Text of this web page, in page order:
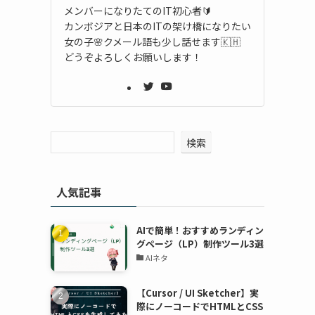
メンバーになりたてのIT初心者🔰
カンボジアと日本のITの架け橋になりたい
女の子🌸クメール語も少し話せます🇰🇭
どうぞよろしくお願いします！
検索
人気記事
AIで簡単！おすすめランディン
グページ（LP）制作ツール3選
AIネタ
【Cursor / UI Sketcher】実
際にノーコードでHTMLとCSS